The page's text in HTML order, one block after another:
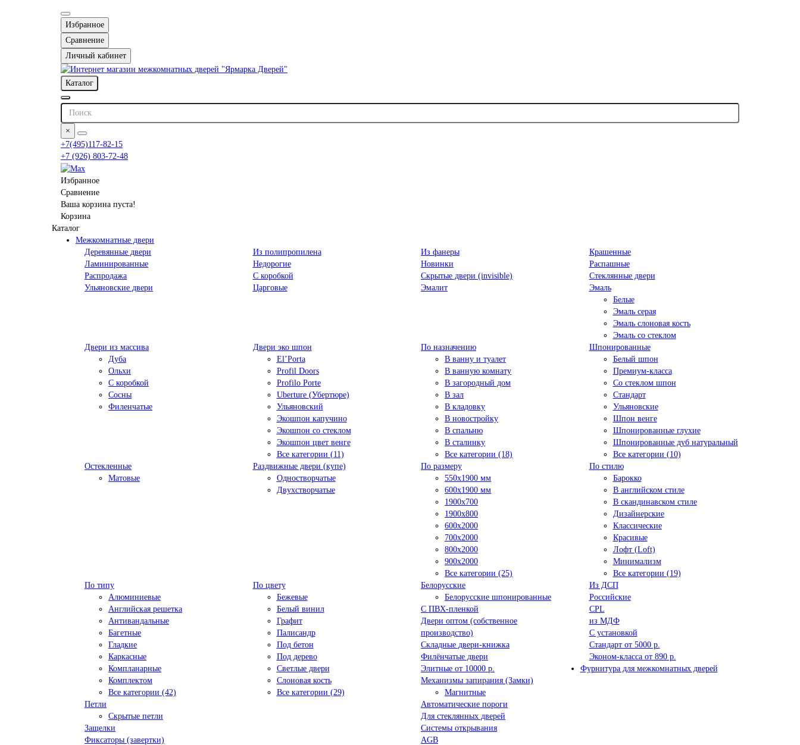
Избранное
Сравнение
Личный кабинет
Каталог
×
+7(495)117-82-15
+7 (926) 803-72-48
Избранное
Сравнение
Ваша корзина пуста!
Корзина
Каталог
Межкомнатные двери
Деревянные двери
Из полипропилена Из фанеры
Крашенные
Ламинированные
Недорогие Новинки
Распашные
Распродажа
С коробкой Скрытые двери (invisible)
Стеклянные двери
Ульяновские двери
Царговые Эмалит
Эмаль
Белые
Эмаль серая
Эмаль слоновая кость
Эмаль со стеклом
Двери из массива
Дуба
Ольхи
С коробкой
Сосны
Филенчатые
Двери эко шпон
El’Porta
Profil Doors
Profilo Porte
Uberture (Убертюре)
Ульяновский
Экошпон капучино
Экошпон со стеклом
Экошпон цвет венге
Все категории (11)
По назначению
В ванну и туалет
В ванную комнату
В загородный дом
В зал
В кладовку
В новостройку
В спальню
В сталинку
Все категории (18)
Шпонированные
Белый шпон
Премиум-класса
Со стеклом шпон
Стандарт
Ульяновские
Шпон венге
Шпонированные глухие
Шпонированные дуб натуральный
Все категории (10)
Остекленные
Матовые
Раздвижные двери (купе)
Одностворчатые
Двухстворчатые
По размеру
550x1900 мм
600x1900 мм
1900х700
1900х800
600x2000
700x2000
800x2000
900x2000
Все категории (25)
По стилю
Барокко
В английском стиле
В скандинавском стиле
Дизайнерские
Классические
Красивые
Лофт (Loft)
Минимализм
Все категории (19)
По типу
Алюминиевые
Английская решетка
Антивандальные
Багетные
Гладкие
Каркасные
Компланарные
Комплектом
Все категории (42)
По цвету
Бежевые
Белый винил
Графит
Палисандр
Под бетон
Под дерево
Светлые двери
Слоновая кость
Все категории (29)
Белорусские
Белорусские шпонированные
Из ДСП
Российские
C ПВХ-пленкой
CPL
Двери оптом (собственное
производство)
из МДФ
С установкой
Складные двери-книжка
Стандарт от 5000 р.
Филёнчатые двери
Эконом-класса от 890 р.
Элитные от 10000 р.
Фурнитура для межкомнатных дверей
Механизмы запирания (Замки)
Магнитные
Петли
Скрытые петли
Автоматические пороги
Для стеклянных дверей
Защелки
Системы открывания
Фиксаторы (завертки)
AGB